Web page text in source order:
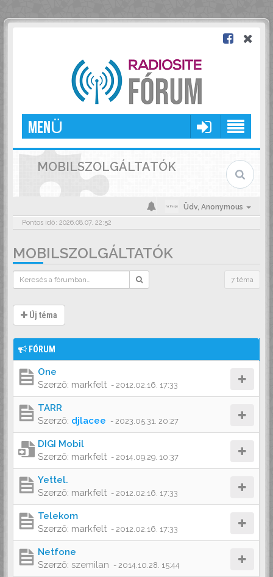
MENÜ
MOBILSZOLGÁLTATÓK
Üdv, Anonymous
Pontos idő: 2026.08.07. 22:52
MOBILSZOLGÁLTATÓK
7 téma
Új téma
FÓRUM
One
Szerző: markfelt - 2012.02.16. 17:33
TARR
Szerző: djlacee - 2023.05.31. 20:27
DIGI Mobil
Szerző: markfelt - 2014.09.29. 10:37
Yettel.
Szerző: markfelt - 2012.02.16. 17:33
Telekom
Szerző: markfelt - 2012.02.16. 17:33
Netfone
Szerző: szemilan - 2014.10.28. 15:44